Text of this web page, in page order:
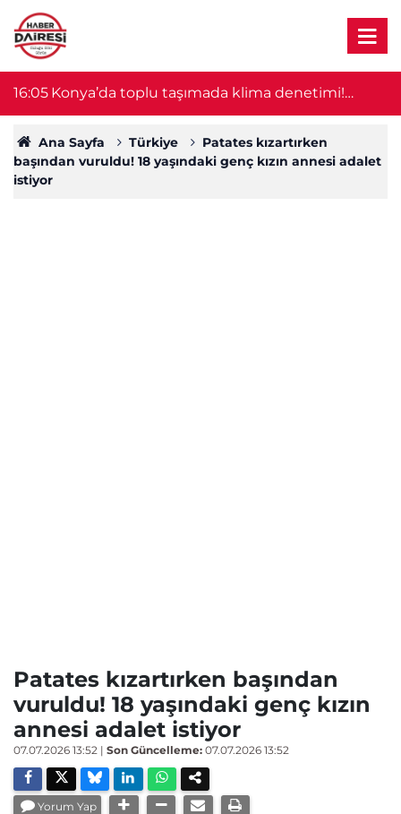
15:47 Konyaspor ile anlaşamayan Berkan Kutlu
sessizliğini bozdu
Ana Sayfa Türkiye
Patates kızartırken
başından vuruldu! 18 yaşındaki genç kızın annesi adalet
istiyor
Patates kızartırken başından
vuruldu! 18 yaşındaki genç kızın
annesi adalet istiyor
07.07.2026 13:52 | Son Güncelleme: 07.07.2026 13:52
Yorum Yap